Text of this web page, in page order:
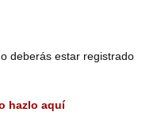
deberás estar registrado
hazlo aquí